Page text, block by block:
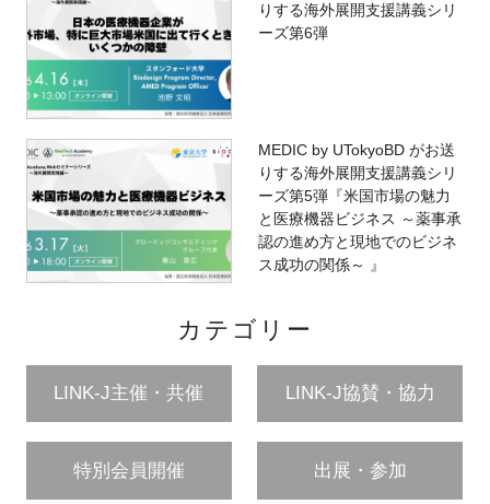
りする海外展開支援講義シリ
ーズ第6弾
MEDIC by UTokyoBD がお送
りする海外展開支援講義シリ
ーズ第5弾『米国市場の魅力
と医療機器ビジネス ～薬事承
認の進め方と現地でのビジネ
ス成功の関係～ 』
カテゴリー
LINK-J主催・共催 LINK-J協賛・協力
特別会員開催 出展・参加